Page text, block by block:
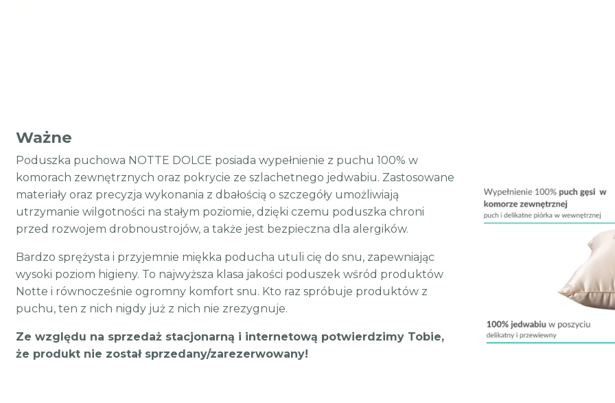
Ważne
Poduszka puchowa NOTTE DOLCE posiada wypełnienie z puchu 100% w
komorach zewnętrznych oraz pokrycie ze szlachetnego jedwabiu. Zastosowane
materiały oraz precyzja wykonania z dbałością o szczegóły umożliwiają
utrzymanie wilgotności na stałym poziomie, dzięki czemu poduszka chroni
przed rozwojem drobnoustrojów, a także jest bezpieczna dla alergików.
Bardzo sprężysta i przyjemnie miękka poducha utuli cię do snu, zapewniając
wysoki poziom higieny. To najwyższa klasa jakości poduszek wśród produktów
Notte i równocześnie ogromny komfort snu. Kto raz spróbuje produktów z
puchu, ten z nich nigdy już z nich nie zrezygnuje.
Ze względu na sprzedaż stacjonarną i internetową potwierdzimy Tobie,
że produkt nie został sprzedany/zarezerwowany!